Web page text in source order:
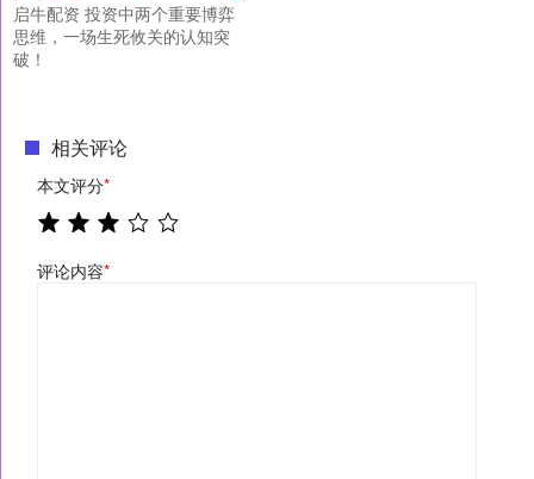
启牛配资 投资中两个重要博弈
思维，一场生死攸关的认知突
破！
相关评论
本文评分*
评论内容*